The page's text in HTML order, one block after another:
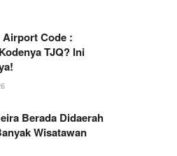
Code :
TJQ? Ini
Berada Didaerah
Wisatawan